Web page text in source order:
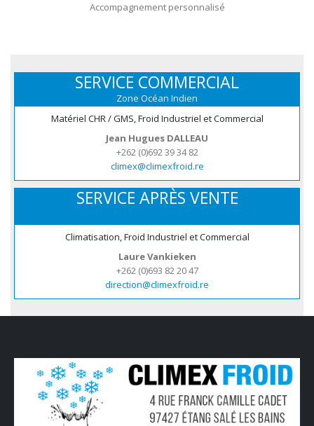
Accompagnement personnalisé
SERVICE COMMERCIAL
Zone Océan Indien
Matériel CHR / GMS, Froid Industriel et Commercial
Jean Hugues DALLEAU
+262 (0)692 39 34 82
climex@climexfroid.re
SERVICE APRÈS VENTE
Climatisation, Froid Industriel et Commercial
Laure Vankieken
+262 (0)693 82 20 47
direction@climexfroid.re